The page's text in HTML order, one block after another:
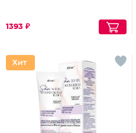
1393 ₽